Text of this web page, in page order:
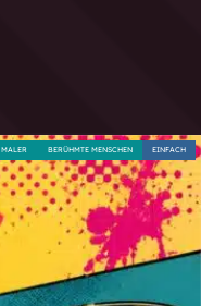
EINFACH
BERÜHMTE MENSCHEN
MALER